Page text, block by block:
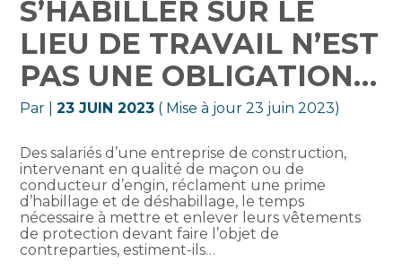
S’HABILLER SUR LE
LIEU DE TRAVAIL N’EST
PAS UNE OBLIGATION…
Par |23 JUIN 2023 ( Mise à jour 23 juin 2023)
Des salariés d’une entreprise de construction,
intervenant en qualité de maçon ou de
conducteur d’engin, réclament une prime
d’habillage et de déshabillage, le temps
nécessaire à mettre et enlever leurs vêtements
de protection devant faire l’objet de
contreparties, estiment-ils…